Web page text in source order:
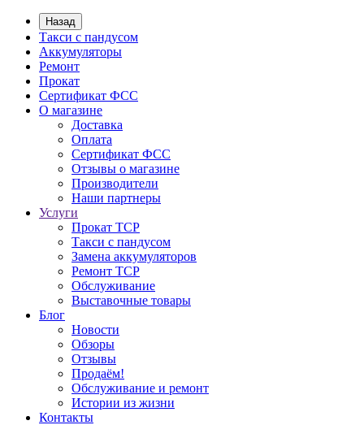
Назад
Такси с пандусом
Аккумуляторы
Ремонт
Прокат
Сертификат ФСС
О магазине
Доставка
Оплата
Сертификат ФСС
Отзывы о магазине
Производители
Наши партнеры
Услуги
Прокат ТСР
Такси с пандусом
Замена аккумуляторов
Ремонт ТСР
Обслуживание
Выставочные товары
Блог
Новости
Обзоры
Отзывы
Продаём!
Обслуживание и ремонт
Истории из жизни
Контакты